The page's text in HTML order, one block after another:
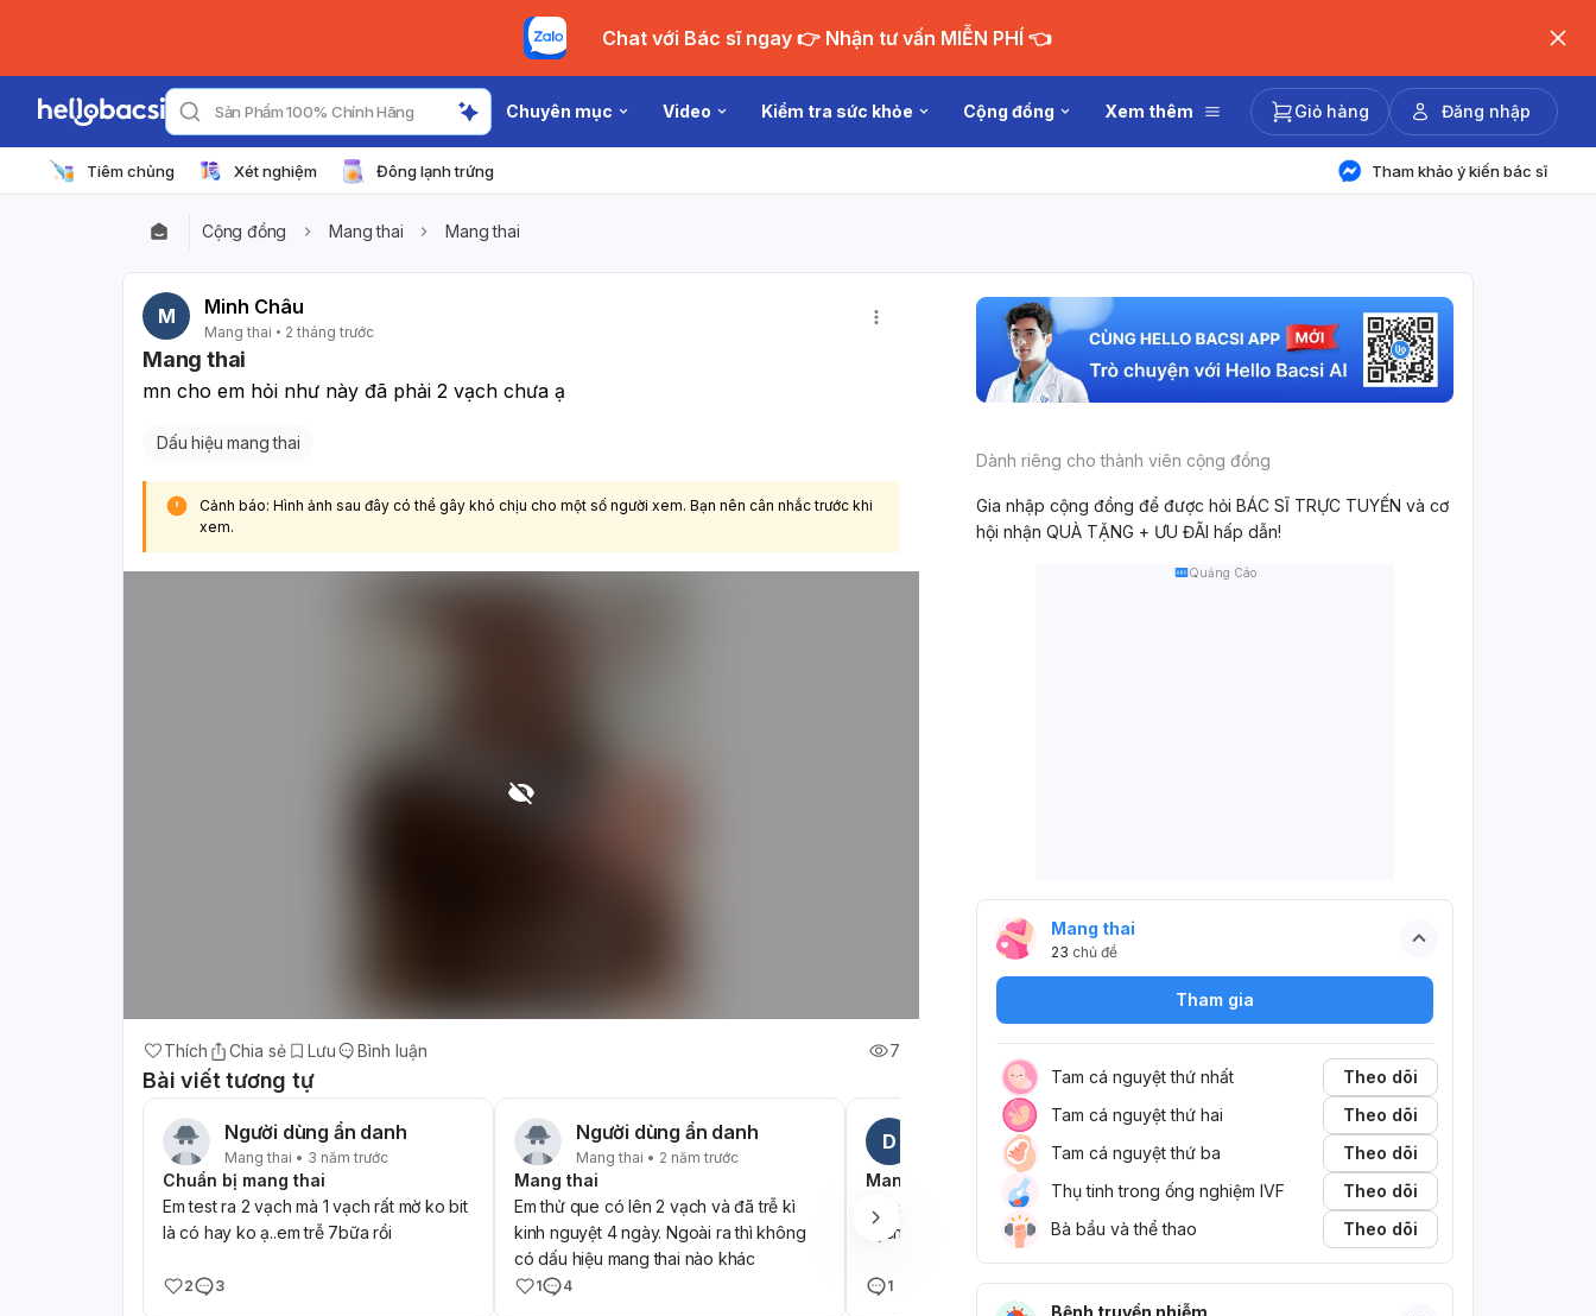
Chat với Bác sĩ ngay 👉 Nhận tư vấn MIỄN PHÍ 👈
Sản Phẩm 100% Chính Hãng Chuyên mục Video Kiểm tra sức khỏe Cộng đồng Xem thêm Giỏ hàng Đăng nhập
Tiêm chủng Xét nghiệm Đông lạnh trứng Tham khảo ý kiến bác sĩ
Cộng đồng Mang thai Mang thai
M Minh Châu
Mang thai 2 tháng trước
Mang thai
mn cho em hỏi như này đã phải 2 vạch chưa ạ
Dấu hiệu mang thai
Cảnh báo: Hình ảnh sau đây có thể gây khó chịu cho một số người xem. Bạn nên cân nhắc trước khi
xem.
Thích Chia sẻ Lưu Bình luận 7
Bài viết tương tự
Người dùng ẩn danh
Mang thai • 3 năm trước
Chuẩn bị mang thai
Em test ra 2 vạch mà 1 vạch rất mờ ko bit
là có hay ko ạ..em trễ 7bữa rồi
2 3
Người dùng ẩn danh
Mang thai • 2 năm trước
Mang thai
Em thử que có lên 2 vạch và đã trễ kì
kinh nguyệt 4 ngày. Ngoài ra thì không
có dấu hiệu mang thai nào khác
1 4
D
Mang thai • 1 năm trước
Mang thai
Bác sĩ cho em hỏi kết quả như này là 1
vạch không có thai phải khong ạ
1
Người dùng ẩn danh
Mang thai • 6 tháng trước
mang thai
cho em hỏi như này là có thai không
ạ,em đau bụng dưới âm ỉ và có những
triệu chứng như có thai nhưng em thử thì
1vạch ạ
1 1
Dành riêng cho thành viên cộng đồng
Gia nhập cộng đồng để được hỏi BÁC SĨ TRỰC TUYẾN và cơ
hội nhận QUÀ TẶNG + ƯU ĐÃI hấp dẫn!
Quảng Cáo
Mang thai
23 chủ đề
Tham gia
Tam cá nguyệt thứ nhất
Theo dõi
Tam cá nguyệt thứ hai
Theo dõi
Tam cá nguyệt thứ ba
Theo dõi
Thụ tinh trong ống nghiệm IVF
Theo dõi
Bà bầu và thể thao
Theo dõi
Bệnh truyền nhiễm